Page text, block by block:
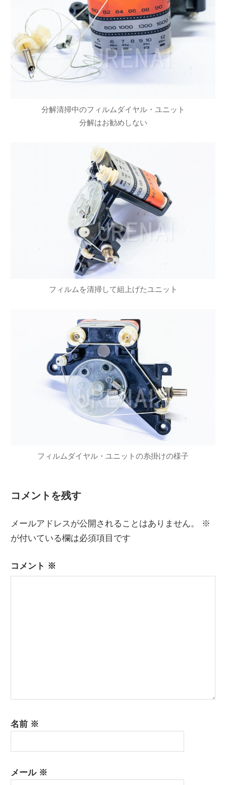
分解清掃中のフィルムダイヤル・ユニット
分解はお勧めしない
フィルムを清掃して組上げたユニット
フィルムダイヤル・ユニットの糸掛けの様子
ナ
ョ
ナ
ル
★
分
マ
ー
888
吠
コメントを残す
メールアドレスが公開されることはありません。
※
が付いている欄は必須項目です
コメント ※
名前 ※
メール ※